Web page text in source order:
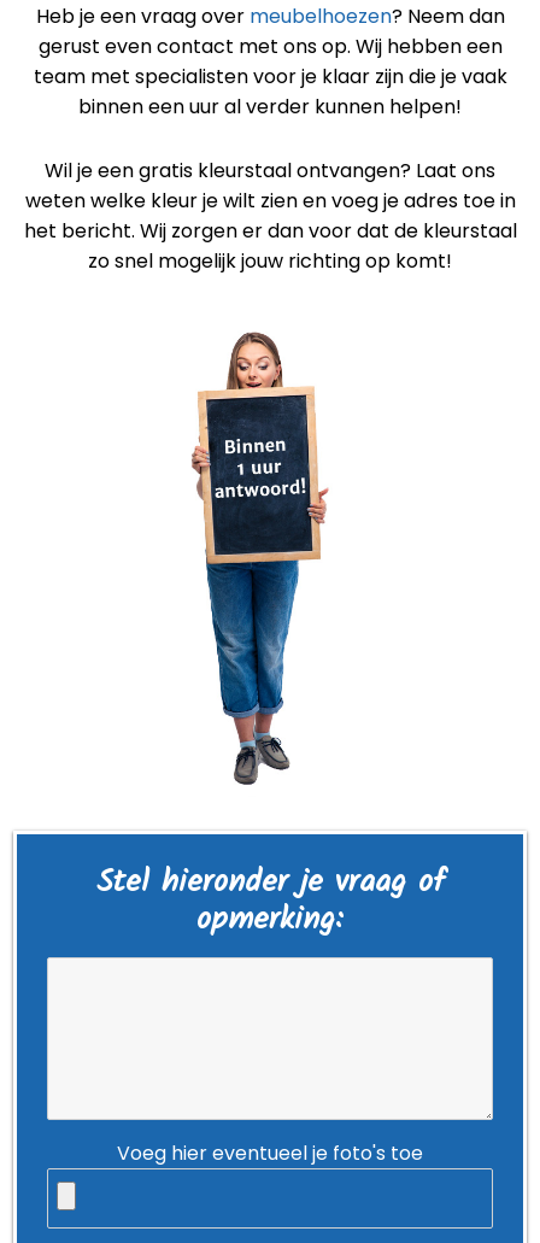
Heb je een vraag over meubelhoezen? Neem dan
gerust even contact met ons op. Wij hebben een
team met specialisten voor je klaar zijn die je vaak
binnen een uur al verder kunnen helpen!
Wil je een gratis kleurstaal ontvangen? Laat ons
weten welke kleur je wilt zien en voeg je adres toe in
het bericht. Wij zorgen er dan voor dat de kleurstaal
zo snel mogelijk jouw richting op komt!
Stel hieronder je vraag of
opmerking:
Voeg hier eventueel je foto's toe